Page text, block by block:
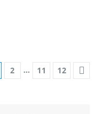
2 … 11 12